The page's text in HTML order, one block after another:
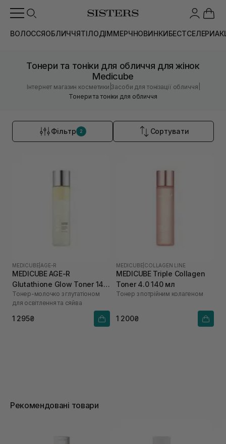
ВОЛОССЯОБЛИЧЧЯТІЛОДІММЕРЧНОВИНКИБЕСТСЕЛЕРИ
Тонери та тоніки для обличчя для жінок
Medicube
Інтернет магазин косметики |Засоби для тонізації обличчя
Тонери та тоніки для обличчя
Фільтр 2 Сортувати
MEDICUBE AGE-R
MEDICUBE AGE-R
Glutathione Glow Toner 140
мл
Тонер-молочко з глутатіоном
для освітлення та сяйва
1 295₴
MEDICUBE COLLAGEN LINE
MEDICUBE Triple Collagen
Toner 4.0 140 мл
Тонер з потрійним колагеном
1 200₴
Рекомендовані товари